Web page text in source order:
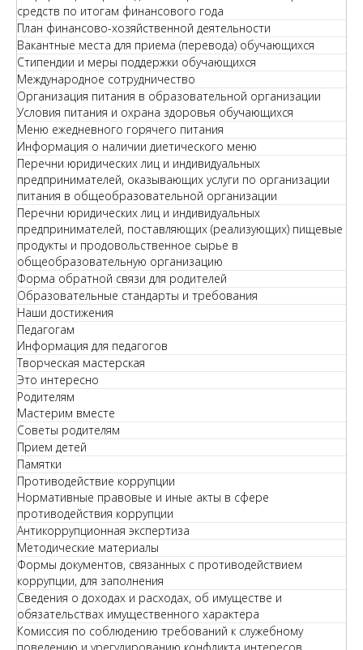
средств по итогам финансового года
План финансово-хозяйственной деятельности
Вакантные места для приема (перевода) обучающихся
Стипендии и меры поддержки обучающихся
Международное сотрудничество
Организация питания в образовательной организации
Условия питания и охрана здоровья обучающихся
Меню ежедневного горячего питания
Информация о наличии диетического меню
Перечни юридических лиц и индивидуальных
предпринимателей, оказывающих услуги по организации
питания в общеобразовательной организации
Перечни юридических лиц и индивидуальных
предпринимателей, поставляющих (реализующих) пищевые
продукты и продовольственное сырье в
общеобразовательную организацию
Форма обратной связи для родителей
Образовательные стандарты и требования
Наши достижения
Педагогам
Информация для педагогов
Творческая мастерская
Это интересно
Родителям
Мастерим вместе
Советы родителям
Прием детей
Памятки
Противодействие коррупции
Нормативные правовые и иные акты в сфере
противодействия коррупции
Антикоррупционная экспертиза
Методические материалы
Формы документов, связанных с противодействием
коррупции, для заполнения
Сведения о доходах и расходах, об имуществе и
обязательствах имущественного характера
Комиссия по соблюдению требований к служебному